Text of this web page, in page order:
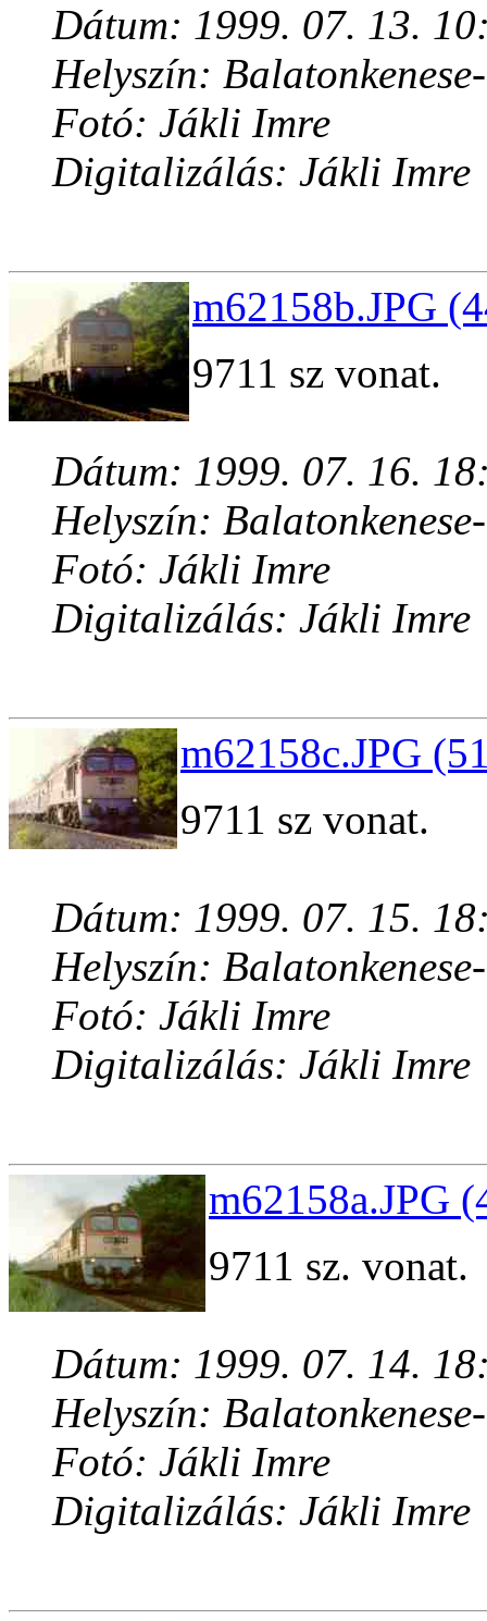
Dátum: 1999. 07. 13.
Helyszín:
Fotó: Jákli Imre
Digitalizálás: Jákli Imre
m62158b.JPG
9711 sz vonat.
Dátum: 1999. 07. 16.
Helyszín:
Fotó: Jákli Imre
Digitalizálás: Jákli Imre
m62158c.JPG
9711 sz vonat.
Dátum: 1999. 07. 15.
Helyszín:
Fotó: Jákli Imre
Digitalizálás: Jákli Imre
m62158a.JPG
9711 sz. vonat.
Dátum: 1999. 07. 14.
Helyszín:
Fotó: Jákli Imre
Digitalizálás: Jákli Imre